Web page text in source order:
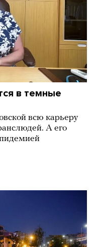
в темные
всю карьеру
А его